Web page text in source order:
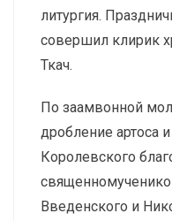
литургия.
совершил клирик
Ткач.
По заамвонной
дробление артоса
Королевского
Введенского и